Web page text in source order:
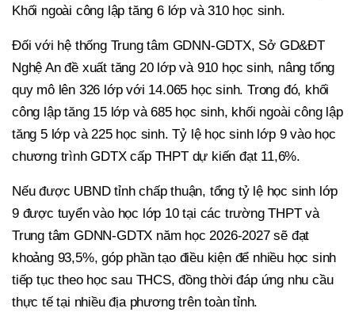
Khối ngoài công lập tăng 6 lớp và 310 học sinh.
Đối với hệ thống Trung tâm GDNN-GDTX, Sở GD&ĐT
Nghệ An đề xuất tăng 20 lớp và 910 học sinh, nâng tổng
quy mô lên 326 lớp với 14.065 học sinh. Trong đó, khối
công lập tăng 15 lớp và 685 học sinh, khối ngoài công lập
tăng 5 lớp và 225 học sinh. Tỷ lệ học sinh lớp 9 vào học
chương trình GDTX cấp THPT dự kiến đạt 11,6%.
Nếu được UBND tỉnh chấp thuận, tổng tỷ lệ học sinh lớp
9 được tuyển vào học lớp 10 tại các trường THPT và
Trung tâm GDNN-GDTX năm học 2026-2027 sẽ đạt
khoảng 93,5%, góp phần tạo điều kiện để nhiều học sinh
tiếp tục theo học sau THCS, đồng thời đáp ứng nhu cầu
thực tế tại nhiều địa phương trên toàn tỉnh.